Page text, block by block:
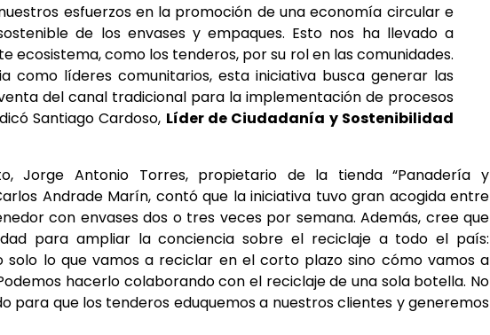
esfuerzos en la promoción de una economía circular e
de los envases y empaques. Esto nos ha llevado a
como los tenderos, por su rol en las comunidades.
como líderes comunitarios, esta iniciativa busca generar las
del canal tradicional para la implementación de procesos
Santiago Cardoso, Líder de Ciudadanía y Sostenibilidad
Jorge Antonio Torres, propietario de la tienda “Panadería y
Andrade Marín, contó que la iniciativa tuvo gran acogida entre
con envases dos o tres veces por semana. Además, cree que
para ampliar la conciencia sobre el reciclaje a todo el país:
solo lo que vamos a reciclar en el corto plazo sino cómo vamos a
hacerlo colaborando con el reciclaje de una sola botella. No
para que los tenderos eduquemos a nuestros clientes y generemos